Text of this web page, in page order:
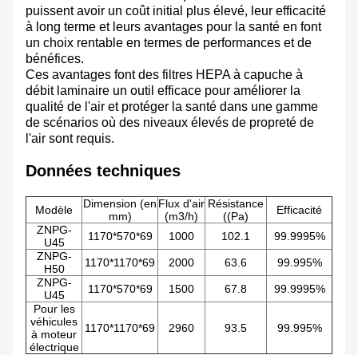
puissent avoir un coût initial plus élevé, leur efficacité
à long terme et leurs avantages pour la santé en font
un choix rentable en termes de performances et de
bénéfices.
Ces avantages font des filtres HEPA à capuche à
débit laminaire un outil efficace pour améliorer la
qualité de l'air et protéger la santé dans une gamme
de scénarios où des niveaux élevés de propreté de
l'air sont requis.
Données techniques
Modèle
Dimension (en
mm)
Flux d'air
(m3/h)
Résistance
((Pa)
Efficacité
ZNPG-
U45
1170*570*69 1000 102.1
99.9995%
ZNPG-
H50
1170*1170*69 2000 63.6
99.995%
ZNPG-
U45
1170*570*69 1500 67.8
99.9995%
Pour les
véhicules
à moteur
électrique
1170*1170*69 2960 93.5 99.995%